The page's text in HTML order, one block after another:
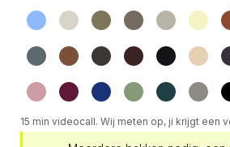
15 min videocall. Wij meten op, ji krijgt een